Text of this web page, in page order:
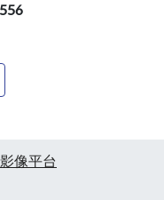
像平台